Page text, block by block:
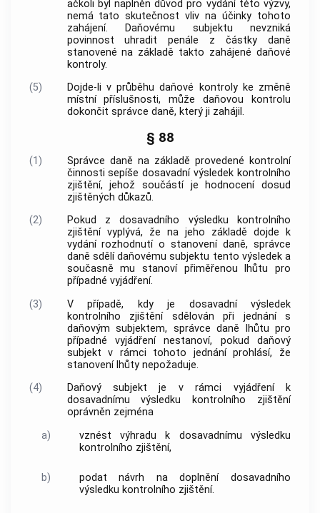
ačkoli byl naplněn důvod pro vydání této výzvy,
nemá tato skutečnost vliv na účinky tohoto
zahájení. Daňovému subjektu nevzniká
povinnost uhradit penále z částky daně
stanovené na základě takto zahájené daňové
kontroly.
(5)
Dojde-li v průběhu daňové kontroly ke změně
místní příslušnosti, může daňovou kontrolu
dokončit správce daně, který ji zahájil.
§ 88
(1)
Správce daně na základě provedené kontrolní
činnosti sepíše dosavadní výsledek kontrolního
zjištění, jehož součástí je hodnocení dosud
zjištěných důkazů.
(2)
Pokud z dosavadního výsledku kontrolního
zjištění vyplývá, že na jeho základě dojde k
vydání rozhodnutí o stanovení daně, správce
daně sdělí daňovému subjektu tento výsledek a
současně mu stanoví přiměřenou lhůtu pro
případné vyjádření.
(3)
V případě, kdy je dosavadní výsledek
kontrolního zjištění sdělován při jednání s
daňovým subjektem, správce daně lhůtu pro
případné vyjádření nestanoví, pokud daňový
subjekt v rámci tohoto jednání prohlásí, že
stanovení lhůty nepožaduje.
(4)
Daňový subjekt je v rámci vyjádření k
dosavadnímu výsledku kontrolního zjištění
oprávněn zejména
a)
vznést výhradu k dosavadnímu výsledku
kontrolního zjištění,
b)
podat návrh na doplnění dosavadního
výsledku kontrolního zjištění.